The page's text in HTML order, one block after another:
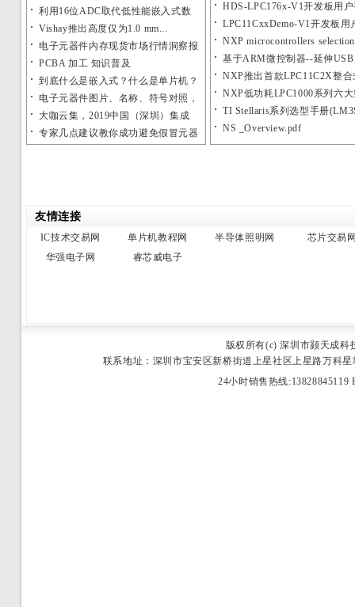
Wi...
利用16位ADC取代低性能嵌入式数
据...
Vishay推出高度仅为1.0 mm...
电子元器件内存现货市场行情洞察报
告（...
PCBA 加工 知识普及
到底什么是嵌入式？什么是单片机？
电子元器件图片、名称、符号对照，
超全...
大咖云集，2019中国（深圳）集成
电...
专家几点建议教你成功避免假冒元器
HDS-LPC176x-V1开发板用
LPC11CxxDemo-V1开发板用
NXP microcontrollers
基于ARM微控制器--延伸
NXP推出首款LPC11C2X整
NXP低功耗LPC1000系列六
TI Stellaris系列选型手册
NS _Overview.pdf
友情连接
IC技术交易网 单片机教程网 半导体照明网
芯片交易
华强电子网
睿芯威电子
版权所有(c) 深圳市颢天成科
联系地址：深圳市宝安区新桥街道上星社区上星路万科
24小时销售热线:13828845119